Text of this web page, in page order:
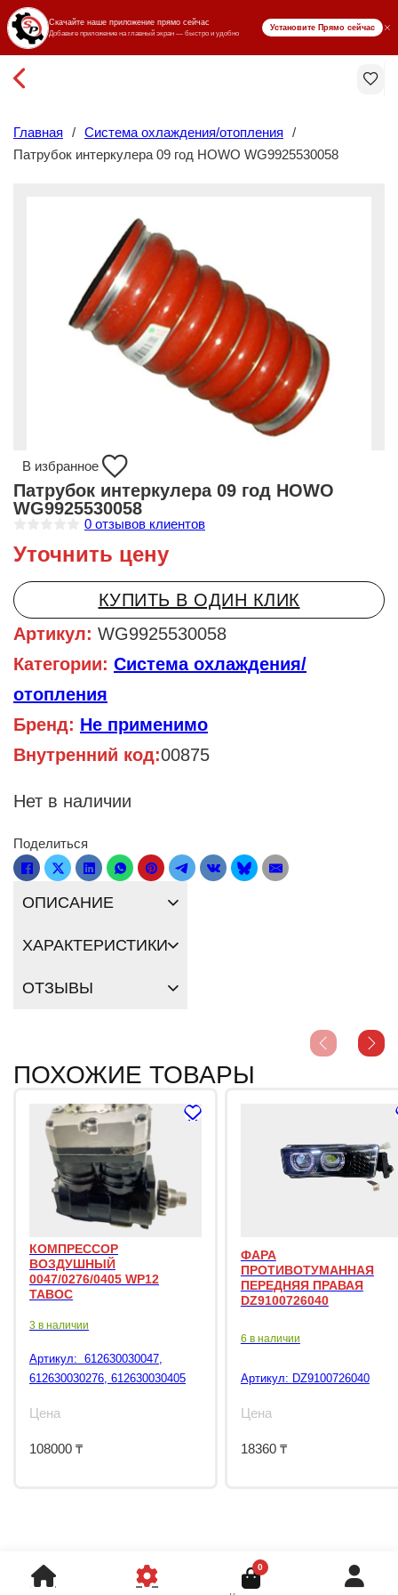
₸ KZT
Главная / Система охлаждения/отопления
/
Патрубок интеркулера 09 год HOWO WG9925530058
В избранное
Патрубок интеркулера 09 год HOWO
WG9925530058
ц
е
к
а
0
и
з
5
0 отзывов клиентов
Уточнить цену
КУПИТЬ В ОДИН КЛИК
Артикул: WG9925530058
Категории: Система охлаждения/
отопления
Бренд: Не применимо
Внутренний код:00875
Нет в наличии
Поделиться
ОПИСАНИЕ
ХАРАКТЕРИСТИКИ
ОТЗЫВЫ
ПОХОЖИЕ ТОВАРЫ
КОМПРЕССОР
ВОЗДУШНЫЙ
0047/0276/0405 WP12
TABOC
3 в наличии
Артикул: 612630030047,
612630030276, 612630030405
Цена
108000 ₸
ФАРА
ПРОТИВОТУМАННАЯ
ПЕРЕДНЯЯ ПРАВАЯ
DZ9100726040
6 в наличии
Артикул: DZ9100726040
Цена
18360 ₸
0